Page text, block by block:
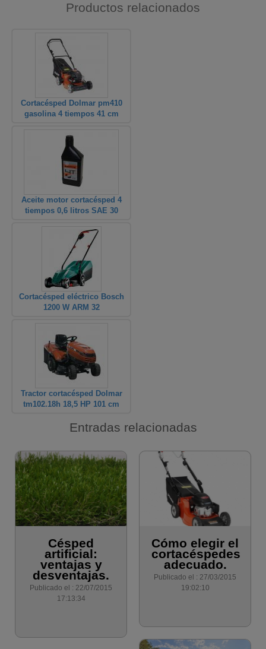
Productos relacionados
Cortacésped Dolmar pm410
gasolina 4 tiempos 41 cm
Aceite motor cortacésped 4
tiempos 0,6 litros SAE 30
Cortacésped eléctrico Bosch
1200 W ARM 32
Tractor cortacésped Dolmar
tm102.18h 18,5 HP 101 cm
Entradas relacionadas
Césped
artificial:
ventajas y
desventajas.
Publicado el : 22/07/2015
17:13:34
Cómo elegir el
cortacéspedes
adecuado.
Publicado el : 27/03/2015
19:02:10